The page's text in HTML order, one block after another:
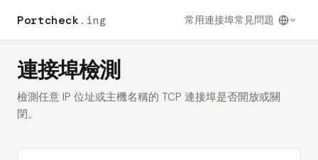
Portcheck .ing 常用連接埠常見問題
連接埠檢測
檢測任意 IP 位址或主機名稱的 TCP 連接埠是否開放或關
閉。